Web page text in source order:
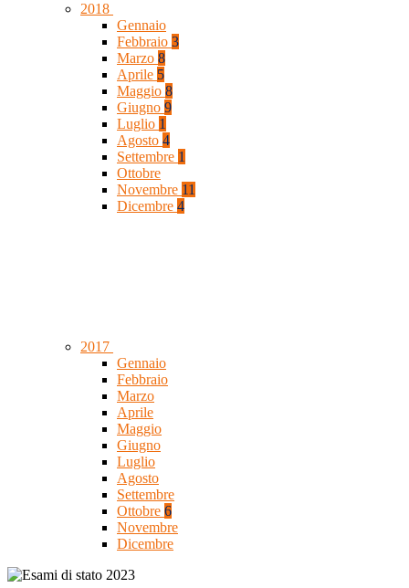
2018
Gennaio
Febbraio 3
Marzo 8
Aprile 5
Maggio 8
Giugno 9
Luglio 1
Agosto 4
Settembre 1
Ottobre
Novembre 11
Dicembre 4
2017
Gennaio
Febbraio
Marzo
Aprile
Maggio
Giugno
Luglio
Agosto
Settembre
Ottobre 6
Novembre
Dicembre